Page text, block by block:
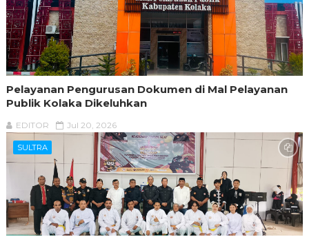
Pelayanan Pengurusan Dokumen di Mal Pelayanan
Publik Kolaka Dikeluhkan
EDITOR Jul 20, 2026
SULTRA